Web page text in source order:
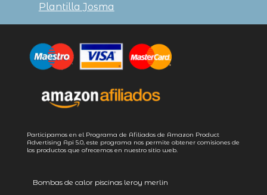
Plantilla Josma
Participamos en el Programa de Afiliados de Amazon Product
Advertising Api 5.0, este programa nos permite obtener comisiones de
los productos que ofrecemos en nuestro sitio web.
Bombas de calor piscinas leroy merlin